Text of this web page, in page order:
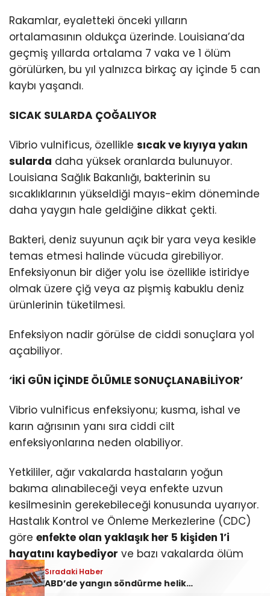
Rakamlar, eyaletteki önceki yılların
ortalamasının oldukça üzerinde. Louisiana’da
geçmiş yıllarda ortalama 7 vaka ve 1 ölüm
görülürken, bu yıl yalnızca birkaç ay içinde 5 can
kaybı yaşandı.
SICAK SULARDA ÇOĞALIYOR
Vibrio vulnificus, özellikle sıcak ve kıyıya yakın
sularda daha yüksek oranlarda bulunuyor.
Louisiana Sağlık Bakanlığı, bakterinin su
sıcaklıklarının yükseldiği mayıs-ekim döneminde
daha yaygın hale geldiğine dikkat çekti.
Bakteri, deniz suyunun açık bir yara veya kesikle
temas etmesi halinde vücuda girebiliyor.
Enfeksiyonun bir diğer yolu ise özellikle istiridye
olmak üzere çiğ veya az pişmiş kabuklu deniz
ürünlerinin tüketilmesi.
Enfeksiyon nadir görülse de ciddi sonuçlara yol
açabiliyor.
‘İKİ GÜN İÇİNDE ÖLÜMLE SONUÇLANABİLİYOR’
Vibrio vulnificus enfeksiyonu; kusma, ishal ve
karın ağrısının yanı sıra ciddi cilt
enfeksiyonlarına neden olabiliyor.
Yetkililer, ağır vakalarda hastaların yoğun
bakıma alınabileceği veya enfekte uzvun
kesilmesinin gerekebileceği konusunda uyarıyor.
Hastalık Kontrol ve Önleme Merkezlerine (CDC)
göre enfekte olan yaklaşık her 5 kişiden 1’i
hayatını kaybediyor ve bazı vakalarda ölüm
belirtilerin başlamasından yalnızca bir veya iki
gün sonra gerçekleşebiliyor.
Sıradaki Haber
ABD’de yangın söndürme helikopteri düştü! ‘2 kişiden haber alınamıyor’